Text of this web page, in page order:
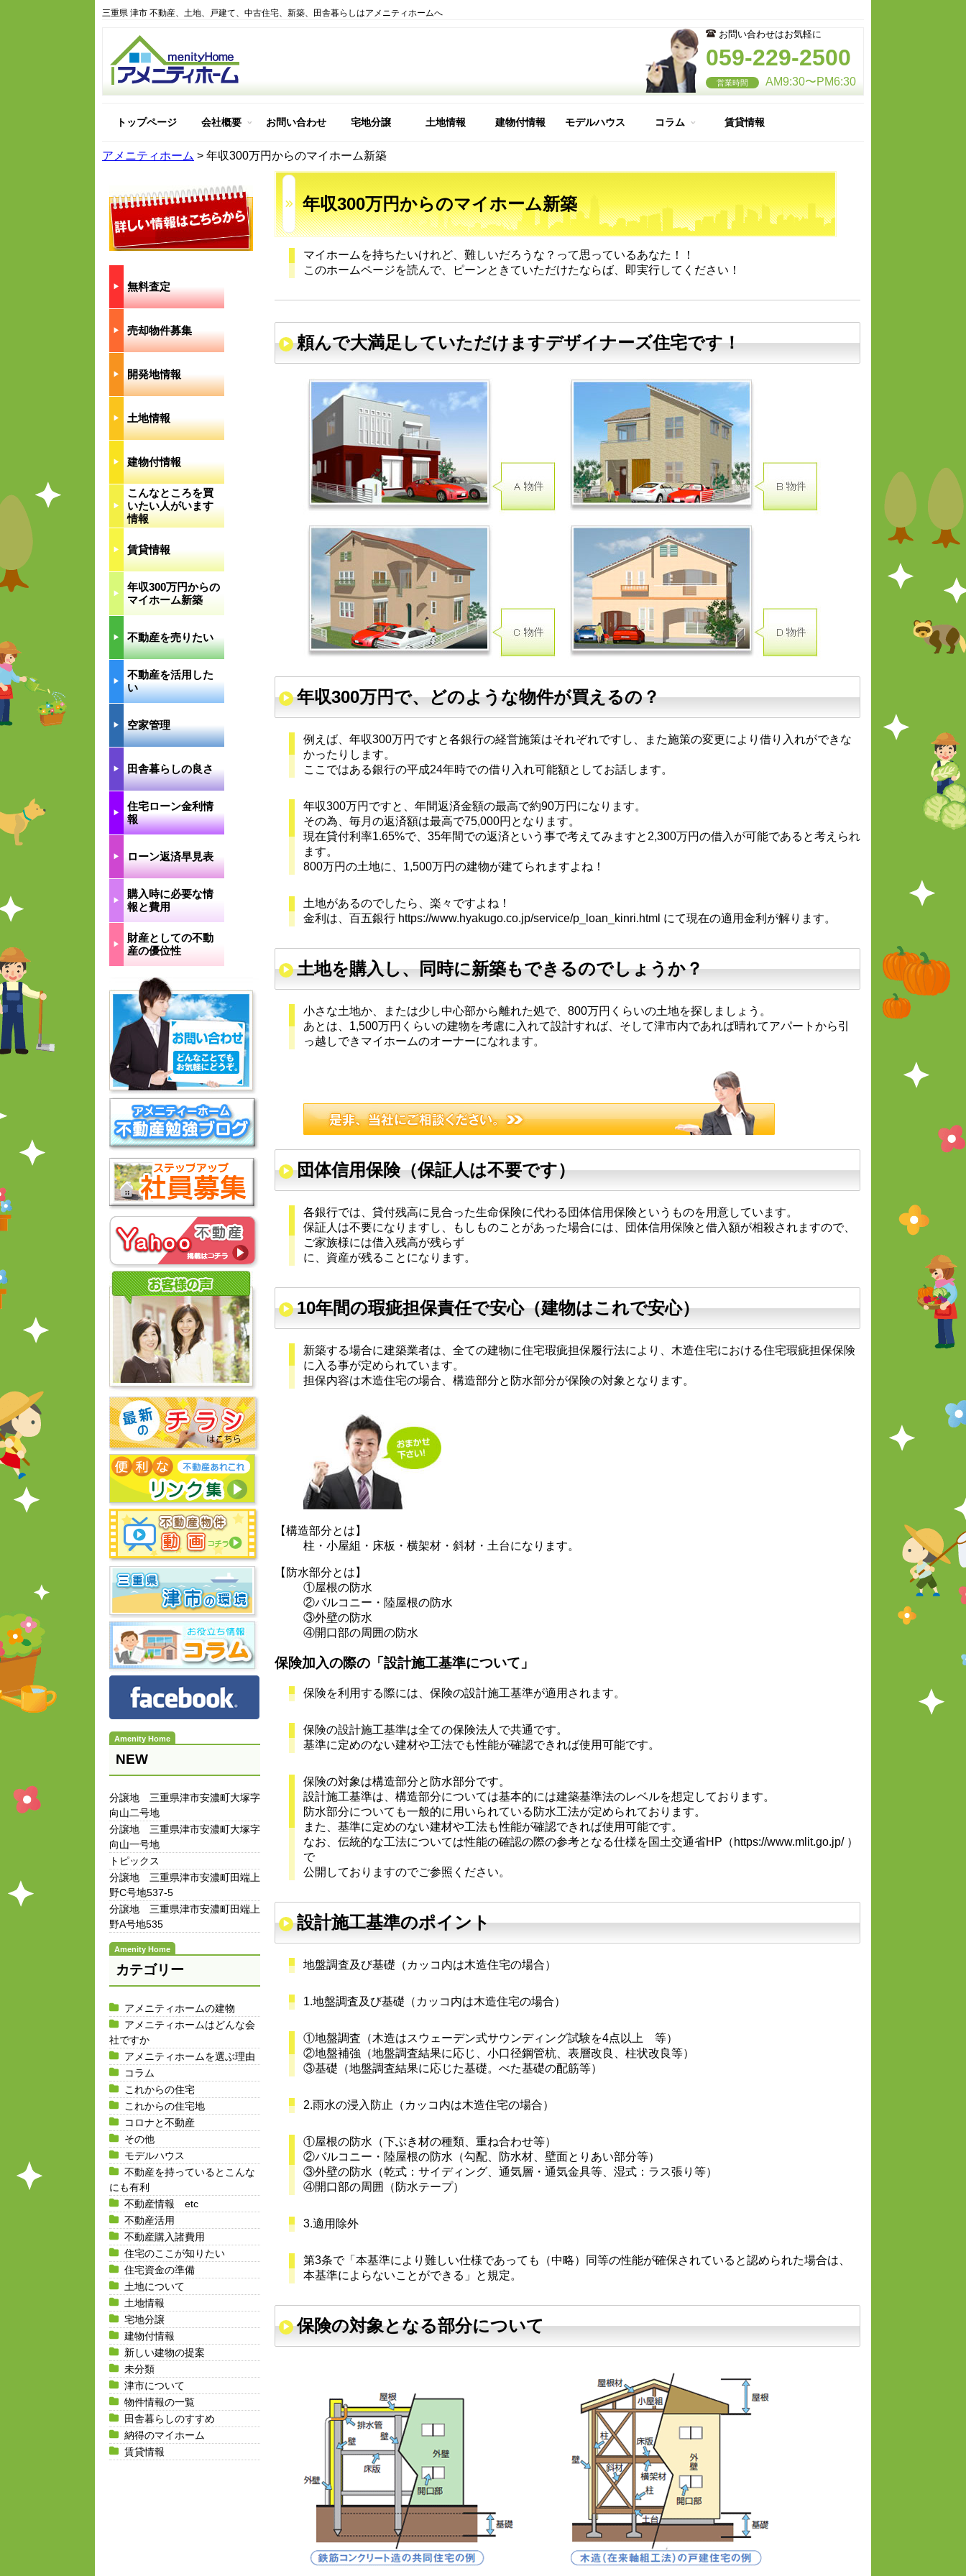
三重県 津市 不動産、土地、戸建て、中古住宅、新築、田舎暮らしはアメニティホームへ
お問い合わせはお気軽に
059-229-2500
営業時間 AM9:30〜PM6:30
トップページ
会社概要
お問い合わせ 宅地分譲 土地情報 建物付情報 モデルハウス
コラム
賃貸情報
アメニティホーム > 年収300万円からのマイホーム新築
▶︎ 無料査定
▶︎ 売却物件募集
▶︎ 開発地情報
▶︎ 土地情報
▶︎ 建物付情報
▶︎
こんなところを買
いたい人がいます
情報
▶︎ 賃貸情報
▶︎
年収300万円からの
マイホーム新築
▶︎ 不動産を売りたい
▶︎
不動産を活用した
い
▶︎ 空家管理
▶︎ 田舎暮らしの良さ
▶︎
住宅ローン金利情
報
▶︎ ローン返済早見表
▶︎
購入時に必要な情
報と費用
▶︎
財産としての不動
産の優位性
NEW
分譲地 三重県津市安濃町大塚字
向山二号地
分譲地 三重県津市安濃町大塚字
向山一号地
トピックス
分譲地 三重県津市安濃町田端上
野C号地537-5
分譲地 三重県津市安濃町田端上
野A号地535
カテゴリー
アメニティホームの建物
アメニティホームはどんな会
社ですか
アメニティホームを選ぶ理由
コラム
これからの住宅
これからの住宅地
コロナと不動産
その他
モデルハウス
不動産を持っているとこんな
にも有利
不動産情報 etc
不動産活用
不動産購入諸費用
住宅のここが知りたい
住宅資金の準備
土地について
土地情報
宅地分譲
建物付情報
新しい建物の提案
未分類
津市について
物件情報の一覧
田舎暮らしのすすめ
納得のマイホーム
賃貸情報
年収300万円からのマイホーム新築
マイホームを持ちたいけれど、難しいだろうな？って思っているあなた！！
このホームページを読んで、ピーンときていただけたならば、即実行してください！
頼んで大満足していただけますデザイナーズ住宅です！
年収300万円で、どのような物件が買えるの？
例えば、年収300万円ですと各銀行の経営施策はそれぞれですし、また施策の変更により借り入れができな
かったりします。
ここではある銀行の平成24年時での借り入れ可能額としてお話します。
年収300万円ですと、 年間返済金額の最高で約90万円 になります。
その為、 毎月の返済額は最高で75,000円 となります。
現在貸付利率1.65%で、35年間での返済という事で考えてみますと 2,300万円の借入が可能であると考えられ
ます。
800万円の土地に、1,500万円の建物が建てられますよね！
土地があるのでしたら、楽々ですよね！
金利は、百五銀行 https://www.hyakugo.co.jp/service/p_loan_kinri.html にて現在の適用金利が解ります。
土地を購入し、同時に新築もできるのでしょうか？
小さな土地か、または少し中心部から離れた処で、800万円くらいの土地を探しましょう。
あとは、1,500万円くらいの建物を考慮に入れて設計すれば、そして津市内であれば晴れてアパートから引
っ越しできマイホームのオーナーになれます。
団体信用保険（保証人は不要です）
各銀行では、貸付残高に見合った生命保険に代わる団体信用保険というものを用意しています。
保証人は不要になりますし、もしものことがあった場合には、団体信用保険と借入額が相殺されますので、
ご家族様には借入残高が残らず
に、資産が残ることになります。
10年間の瑕疵担保責任で安心（建物はこれで安心）
新築する場合に建築業者は、全ての建物に住宅瑕疵担保履行法により、木造住宅における住宅瑕疵担保保険
に入る事が定められています。
担保内容は木造住宅の場合、構造部分と防水部分が保険の対象となります。
【構造部分とは】
柱・小屋組・床板・横架材・斜材・土台になります。
【防水部分とは】
①屋根の防水
②バルコニー・陸屋根の防水
③外壁の防水
④開口部の周囲の防水
保険加入の際の「設計施工基準について」
保険を利用する際には、保険の設計施工基準が適用されます。
保険の設計施工基準は全ての保険法人で共通です。
基準に定めのない建材や工法でも性能が確認できれば使用可能です。
保険の対象は構造部分と防水部分です。
設計施工基準は、構造部分については基本的には建築基準法のレベルを想定しております。
防水部分についても一般的に用いられている防水工法が定められております。
また、基準に定めのない建材や工法も性能が確認できれば使用可能です。
なお、伝統的な工法については性能の確認の際の参考となる仕様を国土交通省HP（https://www.mlit.go.jp/ ）
で
公開しておりますのでご参照ください。
設計施工基準のポイント
地盤調査及び基礎（カッコ内は木造住宅の場合）
1.地盤調査及び基礎（カッコ内は木造住宅の場合）
①地盤調査（木造はスウェーデン式サウンディング試験を4点以上 等）
②地盤補強（地盤調査結果に応じ、小口径鋼管杭、表層改良、柱状改良等）
③基礎（地盤調査結果に応じた基礎。べた基礎の配筋等）
2.雨水の浸入防止（カッコ内は木造住宅の場合）
①屋根の防水（下ぶき材の種類、重ね合わせ等）
②バルコニー・陸屋根の防水（勾配、防水材、壁面とりあい部分等）
③外壁の防水（乾式：サイディング、通気層・通気金具等、湿式：ラス張り等）
④開口部の周囲（防水テープ）
3.適用除外
第3条で「本基準により難しい仕様であっても（中略）同等の性能が確保されていると認められた場合は、
本基準によらないことができる」と規定。
保険の対象となる部分について